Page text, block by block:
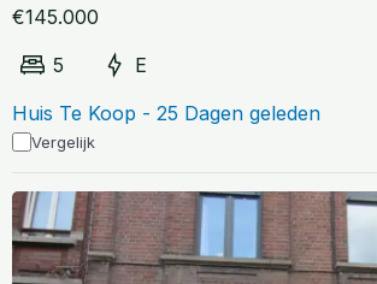
€145.000
5
E
Huis Te Koop - 25 Dagen geleden
Vergelijk